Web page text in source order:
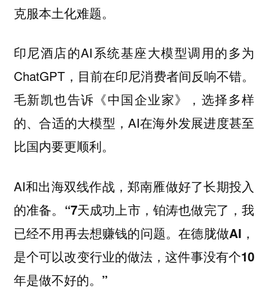
克服本土化难题。
印尼酒店的AI系统基座大模型调用的多为
ChatGPT，目前在印尼消费者间反响不错。
毛新凯也告诉《中国企业家》，选择多样
的、合适的大模型，AI在海外发展进度甚至
比国内要更顺利。
AI和出海双线作战，郑南雁做好了长期投入
的准备。 “7天成功上市，铂涛也做完了，我
已经不用再去想赚钱的问题。在德胧做AI，
是个可以改变行业的做法，这件事没有个10
年是做不好的。”